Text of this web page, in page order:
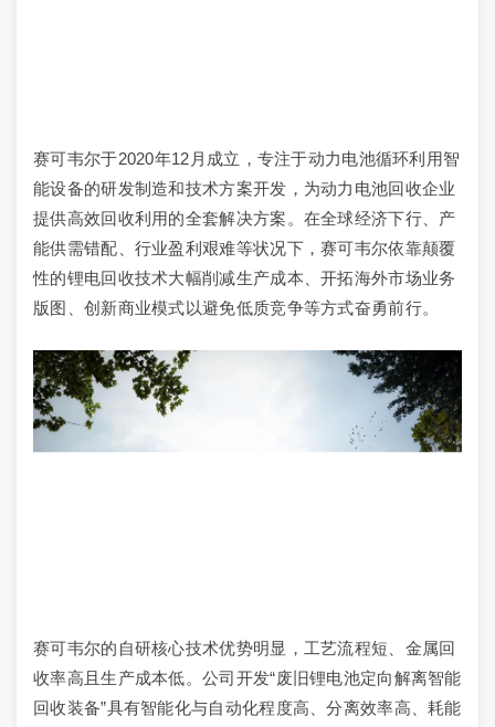
赛可韦尔于2020年12月成立，专注于动力电池循环利用智
能设备的研发制造和技术方案开发，为动力电池回收企业
提供高效回收利用的全套解决方案。在全球经济下行、产
能供需错配、行业盈利艰难等状况下，赛可韦尔依靠颠覆
性的锂电回收技术大幅削减生产成本、开拓海外市场业务
版图、创新商业模式以避免低质竞争等方式奋勇前行。
赛可韦尔的自研核心技术优势明显，工艺流程短、金属回
收率高且生产成本低。公司开发“废旧锂电池定向解离智能
回收装备”具有智能化与自动化程度高、分离效率高、耗能